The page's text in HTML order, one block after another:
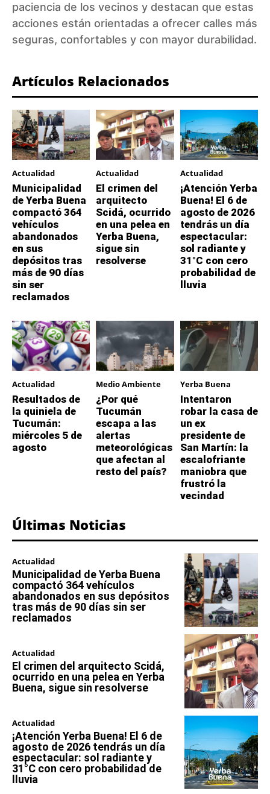
paciencia de los vecinos y destacan que estas
acciones están orientadas a ofrecer calles más
seguras, confortables y con mayor durabilidad.
Artículos Relacionados
Actualidad
Municipalidad
de Yerba Buena
compactó 364
vehículos
abandonados
en sus
depósitos tras
más de 90 días
sin ser
reclamados
Actualidad
El crimen del
arquitecto
Scidá, ocurrido
en una pelea en
Yerba Buena,
sigue sin
resolverse
Actualidad
¡Atención Yerba
Buena! El 6 de
agosto de 2026
tendrás un día
espectacular:
sol radiante y
31°C con cero
probabilidad de
lluvia
Actualidad
Resultados de
la quiniela de
Tucumán:
miércoles 5 de
agosto
Medio Ambiente
¿Por qué
Tucumán
escapa a las
alertas
meteorológicas
que afectan al
resto del país?
Yerba Buena
Intentaron
robar la casa de
un ex
presidente de
San Martín: la
escalofriante
maniobra que
frustró la
vecindad
Últimas Noticias
Actualidad
Municipalidad de Yerba Buena
compactó 364 vehículos
abandonados en sus depósitos
tras más de 90 días sin ser
reclamados
Actualidad
El crimen del arquitecto Scidá,
ocurrido en una pelea en Yerba
Buena, sigue sin resolverse
Actualidad
¡Atención Yerba Buena! El 6 de
agosto de 2026 tendrás un día
espectacular: sol radiante y
31°C con cero probabilidad de
lluvia